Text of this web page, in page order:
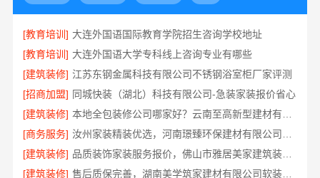
[教育培训] 大连外国语国际教育学院招生咨询学校地址
[教育培训] 大连外国语大学专科线上咨询专业有哪些
[建筑装修] 江苏东钢金属科技有限公司不锈钢浴室柜厂家评测
[招商加盟] 同城快装（湖北）科技有限公司-急装家装报价省心
[建筑装修]
[商务服务]
[建筑装修]
品质装饰家装服务报价，佛山市雅居美家建筑装饰工程有限公司
[建筑装修]
售后质保完善，湖南美学筑家建材有限公司软装配套